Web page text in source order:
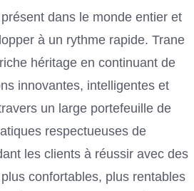
dans le monde entier et
à un rythme rapide. Trane
héritage en continuant de
innovantes, intelligentes et
un large portefeuille de
respectueuses de
les clients à réussir avec des
confortables, plus rentables